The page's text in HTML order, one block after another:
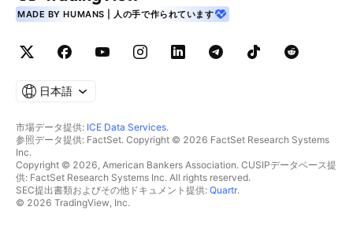
MADE BY HUMANS | 人の手で作られています
日本語
市場データ提供: ICE Data Services.
参照データ提供: FactSet. Copyright © 2026 FactSet Research Systems
Inc.
Copyright © 2026, American Bankers Association. CUSIPデータベース提
供: FactSet Research Systems Inc. All rights reserved.
SEC提出書類およびその他ドキュメント提供: Quartr.
© 2026 TradingView, Inc.